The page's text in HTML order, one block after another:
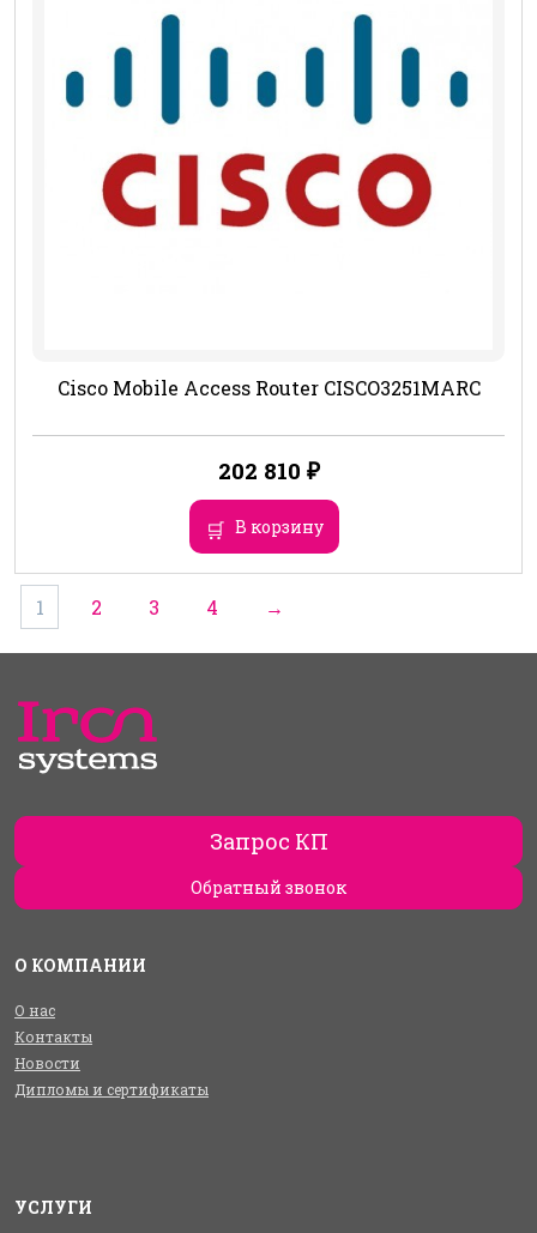
Cisco Mobile Access Router CISCO3251MARC
202 810 ₽
В корзину
1 2 3 4 →
Запрос КП
Обратный звонок
О КОМПАНИИ
О нас
Контакты
Новости
Дипломы и сертификаты
УСЛУГИ